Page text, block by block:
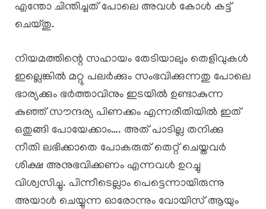
എന്തോ ചിന്തിച്ചത് പോലെ അവൾ കോൾ കട്ട്
ചെയ്തു.
നിയമത്തിന്റെ സഹായം തേടിയാലും തെളിവുകൾ
ഇല്ലെങ്കിൽ മറ്റു പലർക്കും സംഭവിക്കുന്നതു പോലെ
ഭാര്യക്കും ഭർത്താവിനും ഇടയിൽ ഉണ്ടാകുന്ന
കുഞ്ഞ് സൗന്ദര്യ പിണക്കം എന്നരീതിയിൽ ഇത്
ഒതുങ്ങി പോയേക്കാം…. അത് പാടില്ല തനിക്കു
നീതി ലഭിക്കാതെ പോകരുത് തെറ്റ് ചെയ്തവർ
ശിക്ഷ അനുഭവിക്കണം എന്നവൾ ഉറച്ചു
വിശ്വസിച്ചു. പിന്നീടെല്ലാം പെട്ടെന്നായിരുന്നു
അയാൾ ചെയ്യുന്ന ഓരോന്നും വോയിസ് ആയും